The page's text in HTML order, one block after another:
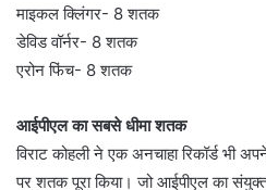
माइकल क्लिंगर- 8 शतक
डेविड वॉर्नर- 8 शतक
एरोन फिंच- 8 शतक
आईपीएल का सबसे धीमा शतक
विराट कोहली ने एक अनचाहा रिकॉर्ड भी
पर शतक पूरा किया। जो आईपीएल का